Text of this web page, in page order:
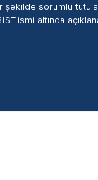
sorumlu
ismi altında